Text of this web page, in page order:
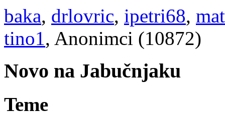
baka, drlovric, ipetri68,
tino1, Anonimci (10872)
Novo na Jabučnjaku
Teme